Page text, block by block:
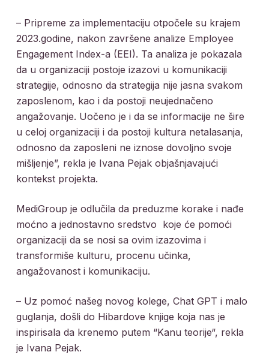
– Pripreme za implementaciju otpočele su krajem
2023.godine, nakon završene analize Employee
Engagement Index-a (EEI). Ta analiza je pokazala
da u organizaciji postoje izazovi u komunikaciji
strategije, odnosno da strategija nije jasna svakom
zaposlenom, kao i da postoji neujednačeno
angažovanje. Uočeno je i da se informacije ne šire
u celoj organizaciji i da postoji kultura netalasanja,
odnosno da zaposleni ne iznose dovoljno svoje
mišljenje”, rekla je Ivana Pejak objašnjavajući
kontekst projekta.
MediGroup je odlučila da preduzme korake i nađe
moćno a jednostavno sredstvo koje će pomoći
organizaciji da se nosi sa ovim izazovima i
transformiše kulturu, procenu učinka,
angažovanost i komunikaciju.
– Uz pomoć našeg novog kolege, Chat GPT i malo
guglanja, došli do Hibardove knjige koja nas je
inspirisala da krenemo putem “Kanu teorije“, rekla
je Ivana Pejak.